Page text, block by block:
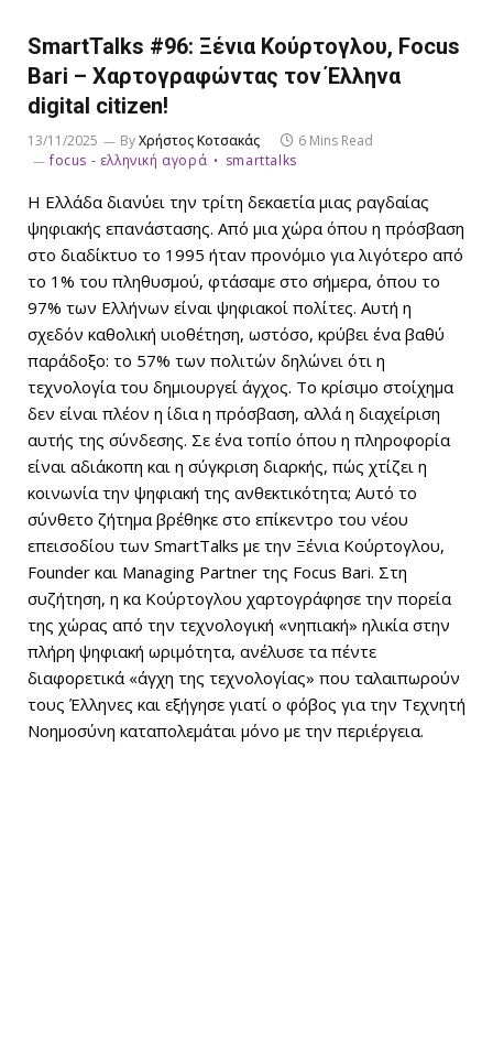
SmartTalks #96: Ξένια Κούρτογλου, Focus
Bari – Χαρτογραφώντας τον Έλληνα
digital citizen!
13/11/2025 ByΧρήστος Κοτσακάς
6 Mins Read
focus - ελληνική αγορά
smarttalks
Η Ελλάδα διανύει την τρίτη δεκαετία μιας ραγδαίας
ψηφιακής επανάστασης. Από μια χώρα όπου η πρόσβαση
στο διαδίκτυο το 1995 ήταν προνόμιο για λιγότερο από
το 1% του πληθυσμού, φτάσαμε στο σήμερα, όπου το
97% των Ελλήνων είναι ψηφιακοί πολίτες. Αυτή η
σχεδόν καθολική υιοθέτηση, ωστόσο, κρύβει ένα βαθύ
παράδοξο: το 57% των πολιτών δηλώνει ότι η
τεχνολογία του δημιουργεί άγχος. Το κρίσιμο στοίχημα
δεν είναι πλέον η ίδια η πρόσβαση, αλλά η διαχείριση
αυτής της σύνδεσης. Σε ένα τοπίο όπου η πληροφορία
είναι αδιάκοπη και η σύγκριση διαρκής, πώς χτίζει η
κοινωνία την ψηφιακή της ανθεκτικότητα; Αυτό το
σύνθετο ζήτημα βρέθηκε στο επίκεντρο του νέου
επεισοδίου των SmartTalks με την Ξένια Κούρτογλου,
Founder και Managing Partner της Focus Bari. Στη
συζήτηση, η κα Κούρτογλου χαρτογράφησε την πορεία
της χώρας από την τεχνολογική «νηπιακή» ηλικία στην
πλήρη ψηφιακή ωριμότητα, ανέλυσε τα πέντε
διαφορετικά «άγχη της τεχνολογίας» που ταλαιπωρούν
τους Έλληνες και εξήγησε γιατί ο φόβος για την Τεχνητή
Νοημοσύνη καταπολεμάται μόνο με την περιέργεια.